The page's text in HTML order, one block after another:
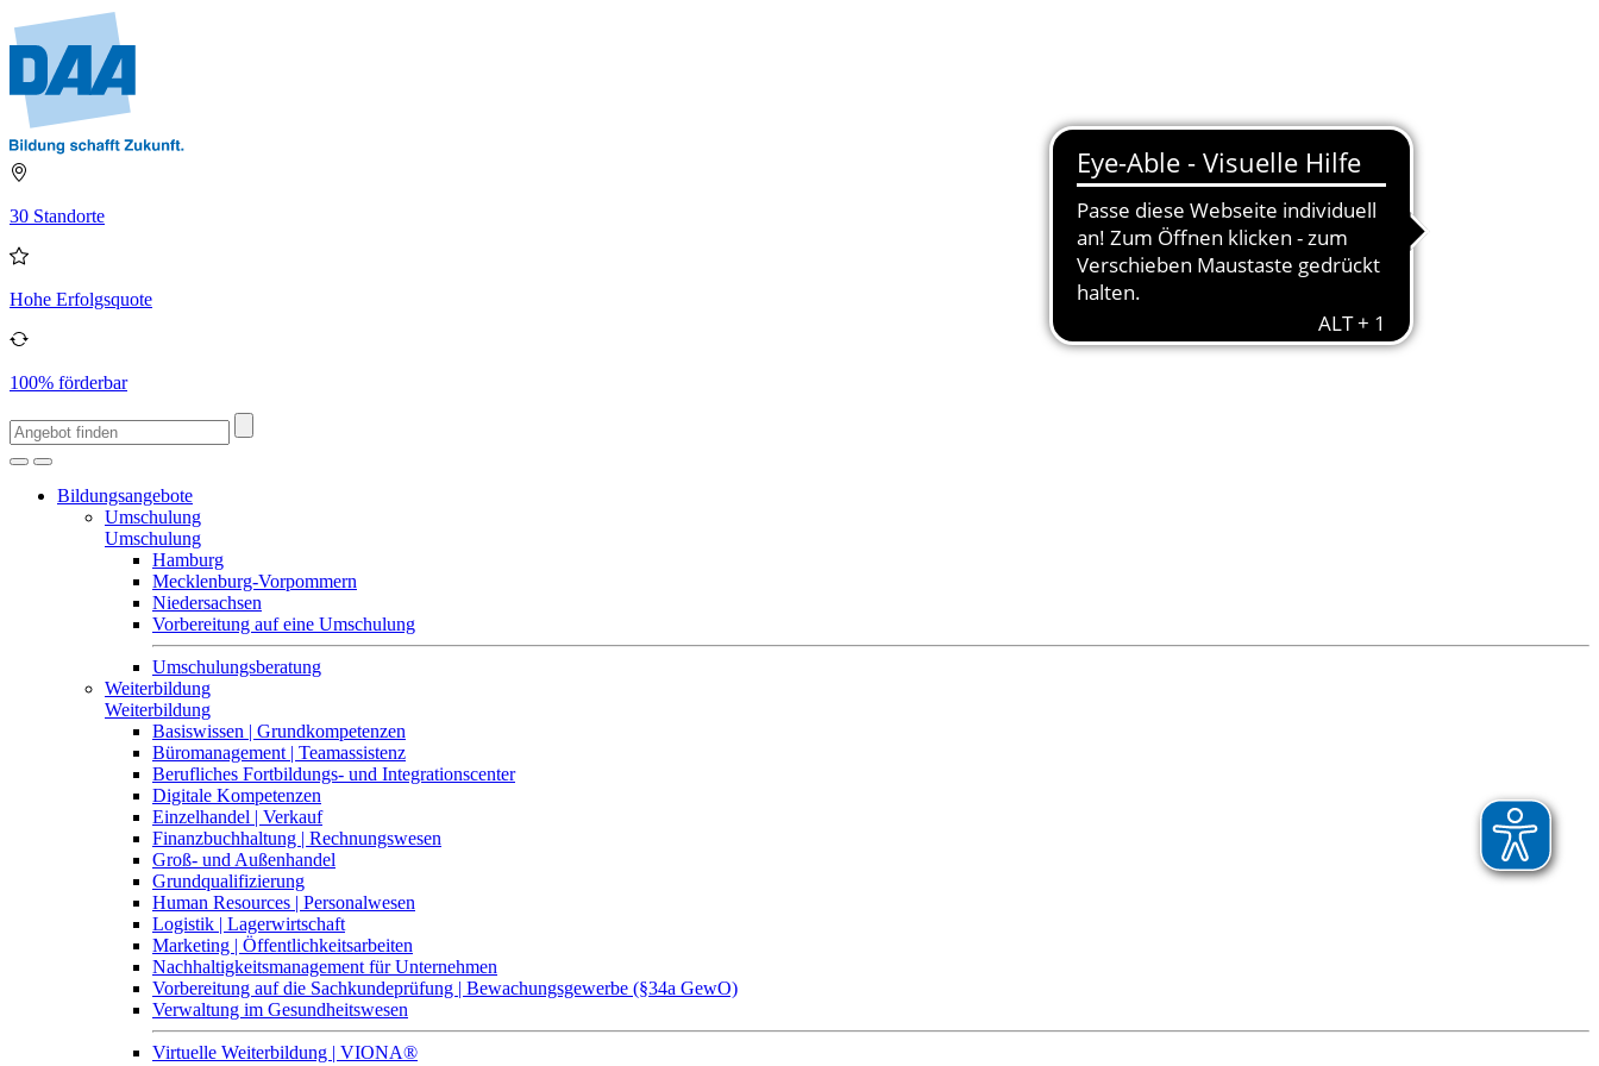
30 Standorte
Hohe Erfolgsquote
100% förderbar
Bildungsangebote
Umschulung
Umschulung
Hamburg
Mecklenburg-Vorpommern
Niedersachsen
Vorbereitung auf eine Umschulung
Umschulungsberatung
Weiterbildung
Weiterbildung
Basiswissen | Grundkompetenzen
Büromanagement | Teamassistenz
Berufliches Fortbildungs- und Integrationscenter
Digitale Kompetenzen
Einzelhandel | Verkauf
Finanzbuchhaltung | Rechnungswesen
Groß- und Außenhandel
Grundqualifizierung
Human Resources | Personalwesen
Logistik | Lagerwirtschaft
Marketing | Öffentlichkeitsarbeiten
Nachhaltigkeitsmanagement für Unternehmen
Vorbereitung auf die Sachkundeprüfung | Bewachungsgewerbe (§34a GewO)
Verwaltung im Gesundheitswesen
Virtuelle Weiterbildung | VIONA®